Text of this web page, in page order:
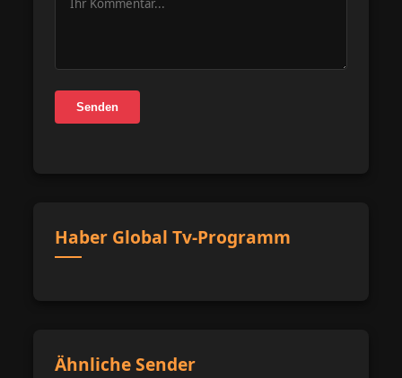
Senden
Haber Global Tv-Programm
Ähnliche Sender